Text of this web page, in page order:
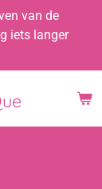
van de
iets langer